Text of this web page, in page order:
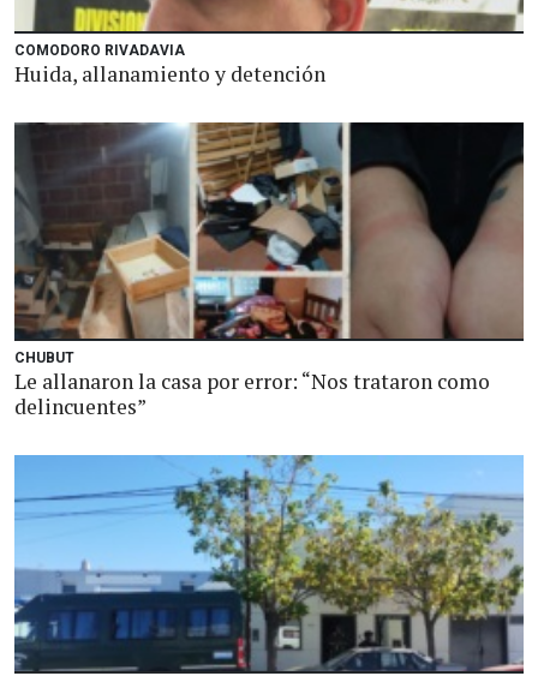
COMODORO RIVADAVIA
Huida, allanamiento y detención
CHUBUT
Le allanaron la casa por error: “Nos trataron como
delincuentes”